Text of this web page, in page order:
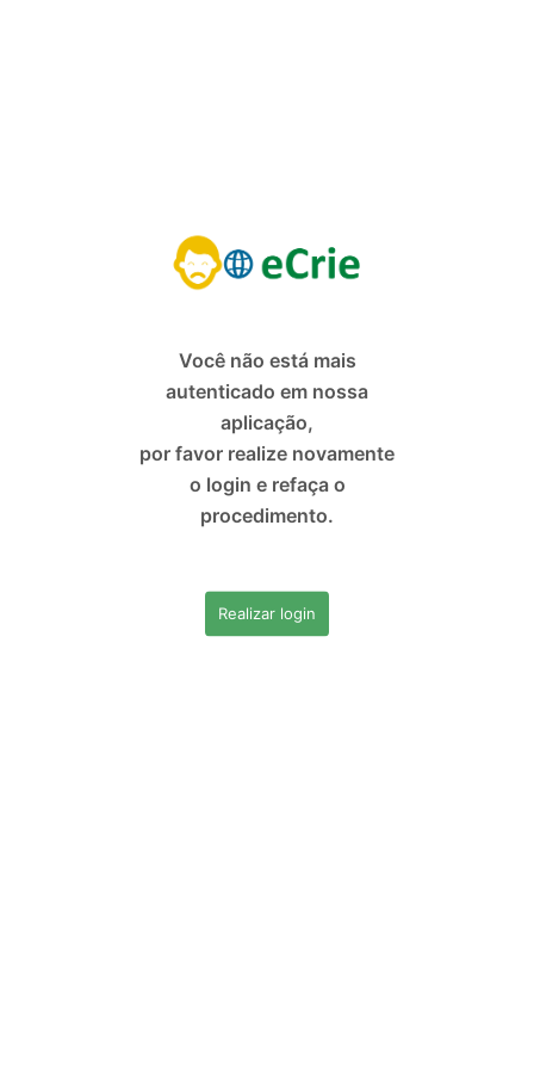
Você não está mais
autenticado em nossa
aplicação,
por favor realize novamente
o login e refaça o
procedimento.